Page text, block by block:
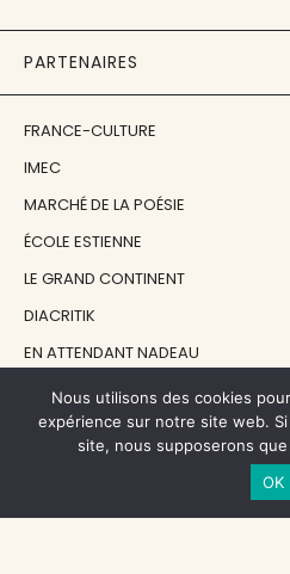
PARTENAIRES
FRANCE-CULTURE
IMEC
MARCHÉ DE LA POÉSIE
ÉCOLE ESTIENNE
LE GRAND CONTINENT
DIACRITIK
EN ATTENDANT NADEAU
NOS SOUTIENS
Nous utilisons des cookies
expérience sur notre site web.
site, nous supposerons
OK